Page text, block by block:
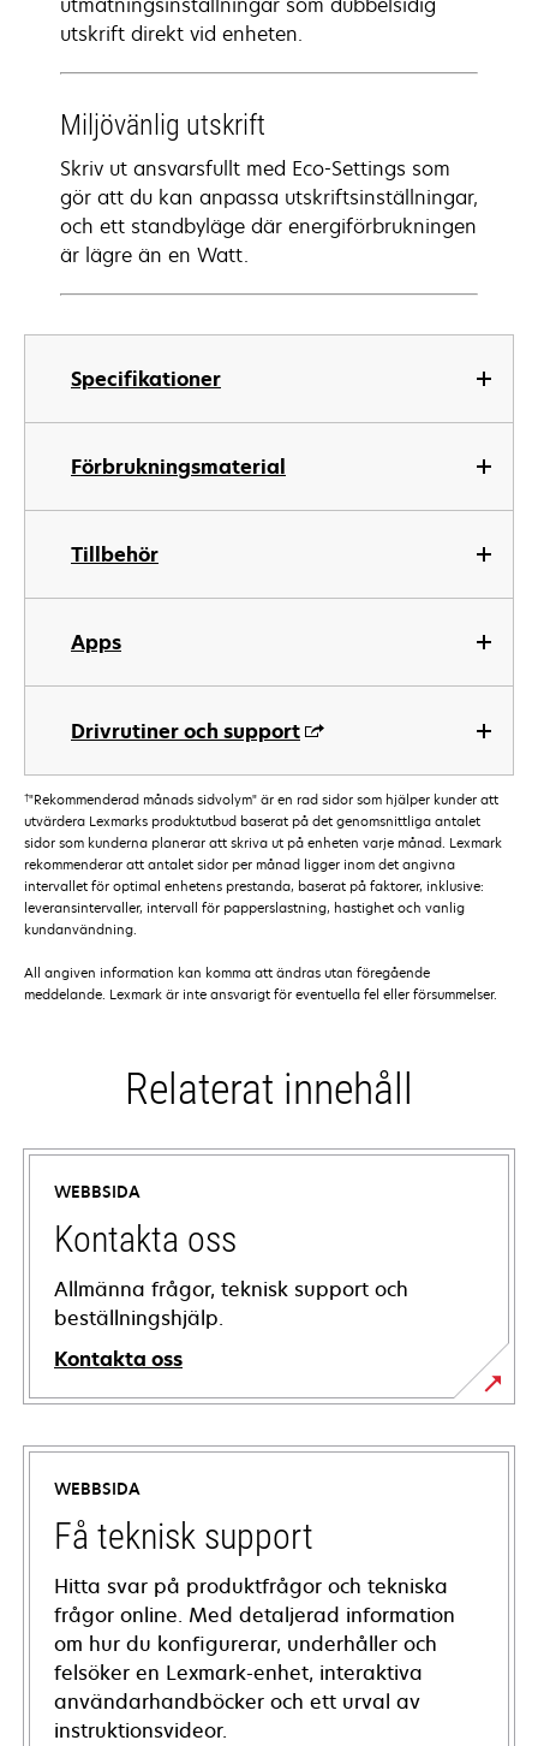
Specifikationer
Förbrukningsmaterial
Tillbehör
Apps
Drivrutiner och support
utskrift direkt vid enheten.
Miljövänlig utskrift
Skriv ut ansvarsfullt med Eco-Settings som
gör att du kan anpassa utskriftsinställningar,
och ett standbyläge där energiförbrukningen
är lägre än en Watt.
†"Rekommenderad månads sidvolym" är en rad sidor som hjälper kunder att
utvärdera Lexmarks produktutbud baserat på det genomsnittliga antalet
sidor som kunderna planerar att skriva ut på enheten varje månad. Lexmark
rekommenderar att antalet sidor per månad ligger inom det angivna
intervallet för optimal enhetens prestanda, baserat på faktorer, inklusive:
leveransintervaller, intervall för papperslastning, hastighet och vanlig
kundanvändning.
All angiven information kan komma att ändras utan föregående
meddelande. Lexmark är inte ansvarigt för eventuella fel eller försummelser.
Relaterat innehåll
WEBBSIDA
Kontakta oss
Allmänna frågor, teknisk support och
beställningshjälp.
Kontakta oss
WEBBSIDA
Få teknisk support
Hitta svar på produktfrågor och tekniska
frågor online. Med detaljerad information
om hur du konfigurerar, underhåller och
felsöker en Lexmark-enhet, interaktiva
användarhandböcker och ett urval av
instruktionsvideor.